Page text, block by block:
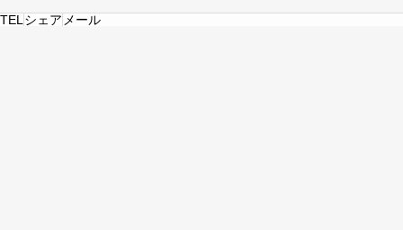
TELシェア メール